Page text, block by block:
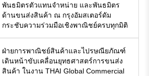
พันธมิตรตัวแทนจำหน่าย และพันธมิตร
ด้านขนส่งสินค้า ณ กรุงอัมสเตอร์ดัม
กระชับความร่วมมือเชิงพาณิชย์ครบทุกมิติ
ฝ่ายการพาณิชย์สินค้าและไปรษณียภัณฑ์
เดินหน้าขับเคลื่อนยุทธศาสตร์การขนส่ง
สินค้า ในงาน THAI Global Commercial